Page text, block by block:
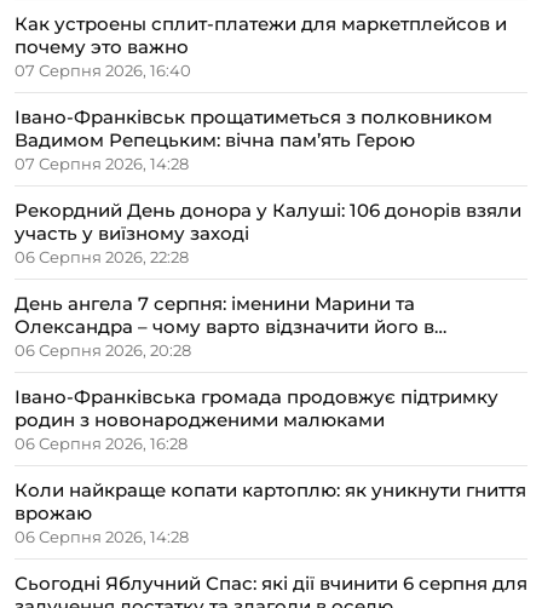
Как устроены сплит-платежи для маркетплейсов и
почему это важно
07 Серпня 2026, 16:40
Івано-Франківськ прощатиметься з полковником
Вадимом Репецьким: вічна пам’ять Герою
07 Серпня 2026, 14:28
Рекордний День донора у Калуші: 106 донорів взяли
участь у виїзному заході
06 Серпня 2026, 22:28
День ангела 7 серпня: іменини Марини та
Олександра – чому варто відзначити його в
сімейному колі
06 Серпня 2026, 20:28
Івано-Франківська громада продовжує підтримку
родин з новонародженими малюками
06 Серпня 2026, 16:28
Коли найкраще копати картоплю: як уникнути гниття
врожаю
06 Серпня 2026, 14:28
Сьогодні Яблучний Спас: які дії вчинити 6 серпня для